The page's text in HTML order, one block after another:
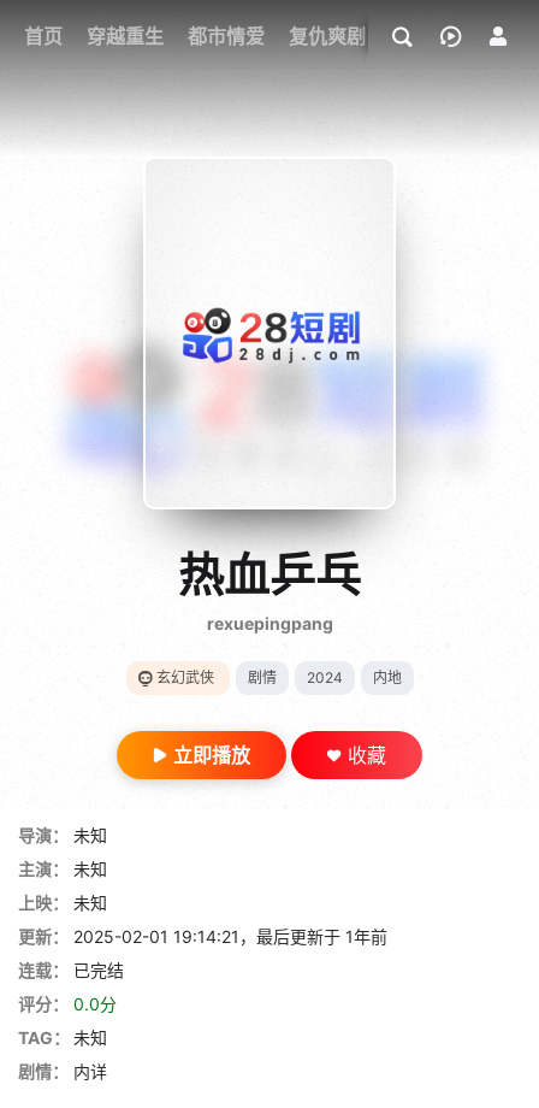
首页 穿越重生 都市情爱 复仇爽剧 玄幻武侠 奇幻
我的观影记录
{if condition="$obj.vod_points
gt 0"}
28短剧热血乒乓
rexuepingpang
玄幻武侠 剧情 2024 内地
立即播放 收藏
导演：
未知
主演：
未知
上映：
未知
更新：
2025-02-01 19:14:21，最后更新于 1年前
连载：
已完结
评分：
0.0分
TAG：
未知
剧情：
内详